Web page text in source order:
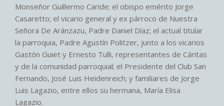
Monseñor Guillermo Caride; el obispo emérito Jorge
Casaretto; el vicario general y ex párroco de Nuestra
Señora De Aránzazu, Padre Daniel Díaz; el actual titular
la parroquia, Padre Agustín Politzer, junto a los vicarios
Gastón Guiet y Ernesto Tulli, representantes de Cáritas
y de la comunidad parroquial; el Presidente del Club San
Fernando, José Luis Heidenreich; y familiares de Jorge
Luis Lagazio, entre ellos su hermana, María Elisa
Lagazio.